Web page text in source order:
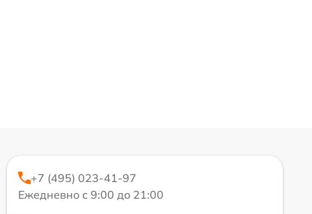
+7 (495) 023-41-97
Ежедневно с 9:00 до 21:00